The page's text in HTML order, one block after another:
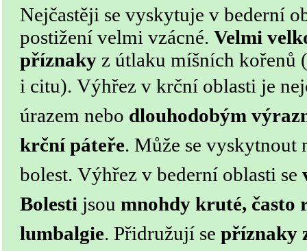
Nejčastěji se vyskytuje v bederní
postižení velmi vzácné. Velmi
příznaky z útlaku míšních kořenů
i citu). Výhřez v krční oblasti je
úrazem nebo dlouhodobým
krční páteře. Může se vyskytnout
bolest. Výhřez v bederní oblasti se
Bolesti jsou mnohdy kruté, často
lumbalgie. Přidružují se příznaky